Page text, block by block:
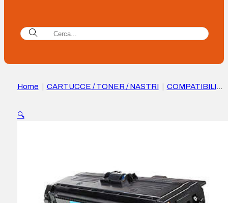
Home CARTUCCE / TONER / NASTRI
COMPATIBILI
Sostituisce 507A/504A
🔍